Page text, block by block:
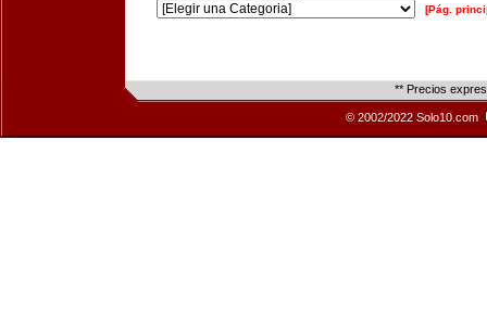
[Pág.
** Precios
© 2002/2022 Solo10.com